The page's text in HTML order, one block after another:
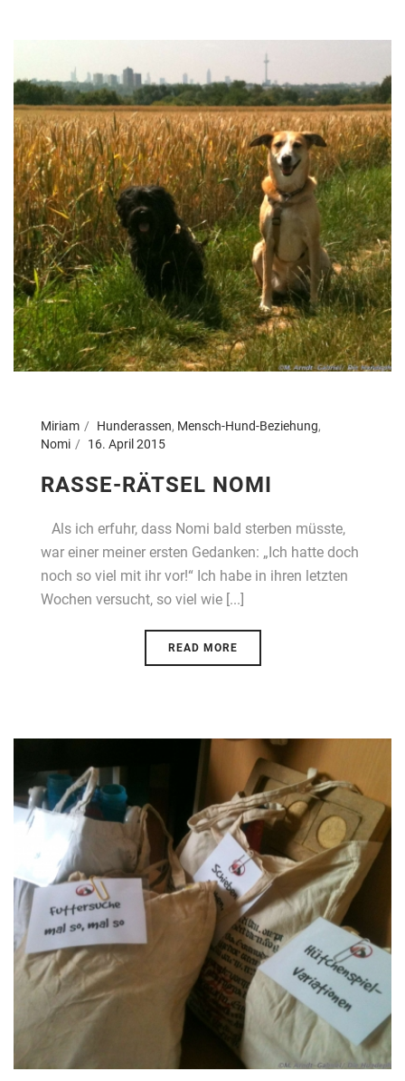
Miriam Hunderassen, Mensch-Hund-Beziehung,
Nomi
16. April 2015
RASSE-RÄTSEL NOMI
Als ich erfuhr, dass Nomi bald sterben müsste,
war einer meiner ersten Gedanken: „Ich hatte doch
noch so viel mit ihr vor!“ Ich habe in ihren letzten
Wochen versucht, so viel wie [...]
READ MORE